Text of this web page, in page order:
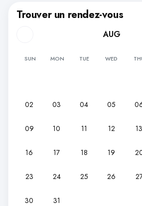
Trouver un rendez-vous
AUG
SUN MON TUE WED
02 03 04 05
09 10 11 12 13
16 17 18 19
23 24 25 26
30 31